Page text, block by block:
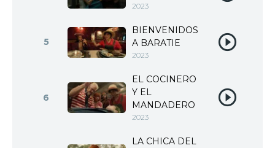
2023
5
BIENVENIDOS
A BARATIE
2023
6
EL COCINERO
Y EL
MANDADERO
2023
LA CHICA DEL